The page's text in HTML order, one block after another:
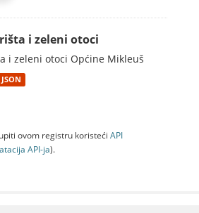
i zeleni otoci
i zeleni otoci Općine Mikleuš
JSON
ovom registru koristeći API
API-jа).